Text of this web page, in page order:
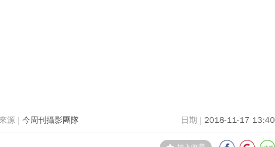
今周刊攝影團隊 2018-11-17 13:40